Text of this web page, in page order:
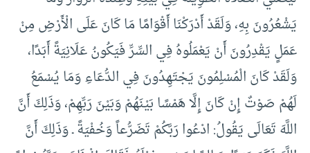
يَشْعُرُونَ بِهِ، وَلَقَدْ أَدْرَكْنَا أَقْوَامًا مَا كَانَ عَلَى الْأَرْضِ مِنْ
عَمَلٍ يَقْدِرُونَ أَنْ يَعْمَلُوهُ فِي السِّرِّ فَيَكُونُ عَلَانِيَةً أَبَدًا،
وَلَقَدْ كَانَ الْمُسْلِمُونَ يَجْتَهِدُونَ فِي الدُّعَاءِ وَمَا يُسْمَعُ
لَهُمْ صَوْتٌ إِنْ كَانَ إِلَّا هَمْسًا بَيْنَهُمْ وَبَيْنَ رَبِّهِمْ، وَذَلِكَ أَنَّ
اللَّهَ تَعَالَى يَقُولُ: ادْعُوا رَبَّكُمْ تَضَرُّعاً وَخُفْيَةً ـ وَذَلِكَ أَنَّ